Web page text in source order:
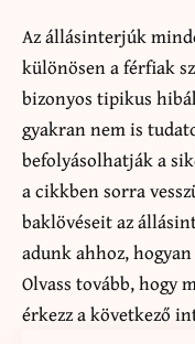
Az állásinterjúk
különösen a férfiak
bizonyos tipikus
gyakran nem is
befolyásolhatják a
a cikkben sorra
baklövéseit az
adunk ahhoz,
Olvass tovább, hogy
érkezz a következő